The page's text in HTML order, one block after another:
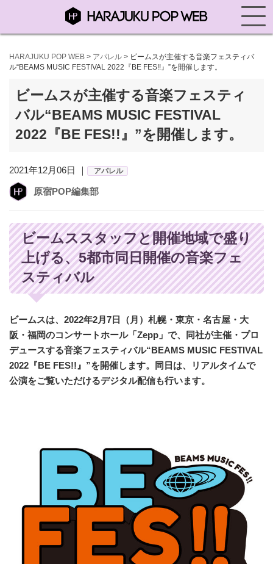
HARAJUKU POP WEB > アパレル > ビームスが主催する音楽フェスティバ
ル“BEAMS MUSIC FESTIVAL 2022『BE FES!!』”を開催します。
ビームスが主催する音楽フェスティ
バル“BEAMS MUSIC FESTIVAL
2022『BE FES!!』”を開催します。
2021年12月06日 ｜ アパレル
原宿POP編集部
ビームススタッフと開催地域で盛り
上げる、5都市同日開催の音楽フェ
スティバル
ビームスは、2022年2月7日（月）札幌・東京・名古屋・大
阪・福岡のコンサートホール「Zepp」で、同社が主催・プロ
デュースする音楽フェスティバル“BEAMS MUSIC FESTIVAL
2022『BE FES!!』”を開催します。同日は、リアルタイムで
公演をご覧いただけるデジタル配信も行います。